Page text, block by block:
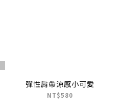
彈性肩帶涼感小可愛
NT$580